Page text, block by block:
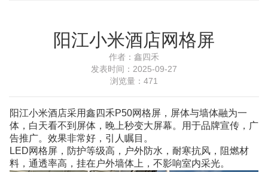
阳江小米酒店网格屏
作者： 鑫四禾
发表时间： 2025-09-27
浏览量： 471
阳江小米酒店采用鑫四禾P50网格屏 ，屏体与墙体融为一
体，白天看不到屏体，晚上秒变大屏幕。用于品牌宣传，广
告推广。效果非常好，引人瞩目。
LED网格屏，防护等级高，户外防水，耐寒抗风，阻燃材
料，通透率高，挂在户外墙体上，不影响室内采光。